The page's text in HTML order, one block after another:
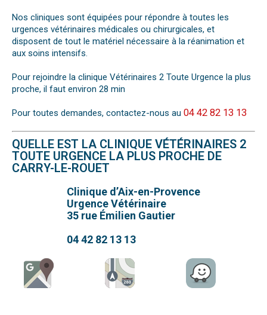
Nos cliniques sont équipées pour répondre à toutes les
urgences vétérinaires médicales ou chirurgicales, et
disposent de tout le matériel nécessaire à la réanimation et
aux soins intensifs.
Pour rejoindre la clinique Vétérinaires 2 Toute Urgence la plus
proche, il faut environ 28 min
Pour toutes demandes, contactez-nous au 04 42 82 13 13
QUELLE EST LA CLINIQUE VÉTÉRINAIRES 2
TOUTE URGENCE LA PLUS PROCHE DE
CARRY-LE-ROUET
Clinique d’Aix-en-Provence
Urgence Vétérinaire
35 rue Émilien Gautier
04 42 82 13 13